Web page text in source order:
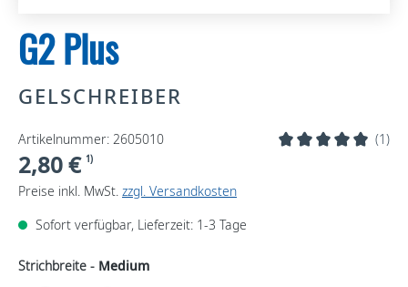
G2 Plus
GELSCHREIBER
(1)
Artikelnummer: 2605010
2,80 € 1)
Preise inkl. MwSt. zzgl. Versandkosten
Sofort verfügbar, Lieferzeit: 1-3 Tage
Strichbreite - Medium